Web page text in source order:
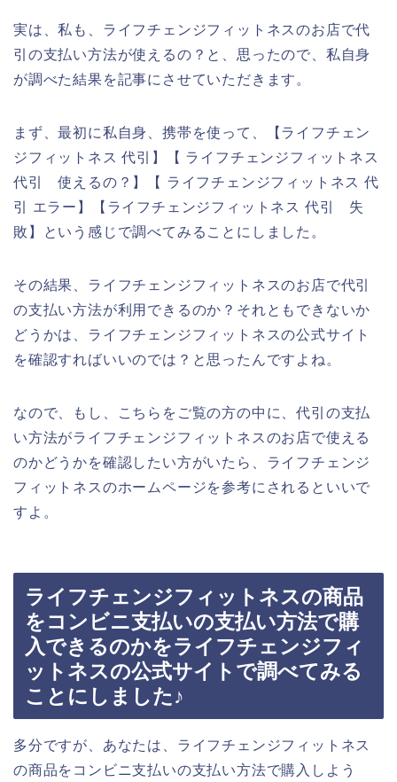
実は、私も、ライフチェンジフィットネスのお店で代
引の支払い方法が使えるの？と、思ったので、私自身
が調べた結果を記事にさせていただきます。
まず、最初に私自身、携帯を使って、【ライフチェン
ジフィットネス 代引】【 ライフチェンジフィットネス
代引 使えるの？】【 ライフチェンジフィットネス 代
引 エラー】【ライフチェンジフィットネス 代引 失
敗】という感じで調べてみることにしました。
その結果、ライフチェンジフィットネスのお店で代引
の支払い方法が利用できるのか？それともできないか
どうかは、ライフチェンジフィットネスの公式サイト
を確認すればいいのでは？と思ったんですよね。
なので、もし、こちらをご覧の方の中に、代引の支払
い方法がライフチェンジフィットネスのお店で使える
のかどうかを確認したい方がいたら、ライフチェンジ
フィットネスのホームページを参考にされるといいで
すよ。
ライフチェンジフィットネスの商品
をコンビニ支払いの支払い方法で購
入できるのかをライフチェンジフィ
ットネスの公式サイトで調べてみる
ことにしました♪
多分ですが、あなたは、ライフチェンジフィットネス
の商品をコンビニ支払いの支払い方法で購入しよう